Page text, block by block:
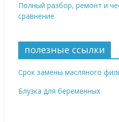
Полный разбор, ремонт и
сравнение
полезные ссылки
Срок замены масляного
Блузка для беременных